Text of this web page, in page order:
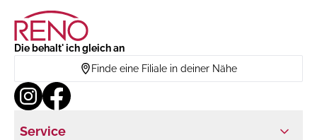
Die behalt' ich gleich an
Finde eine Filiale in deiner Nähe
Service